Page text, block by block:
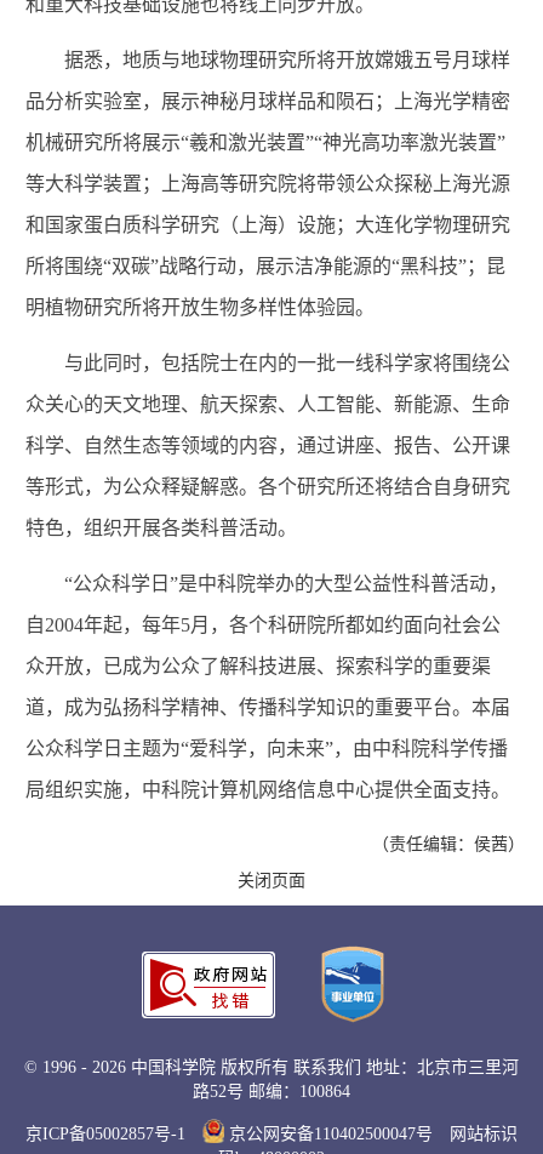
据悉，地质与地球物理研究所将开放嫦娥五号月球样
品分析实验室，展示神秘月球样品和陨石；上海光学精密
机械研究所将展示“羲和激光装置”“神光高功率激光装置”
等大科学装置；上海高等研究院将带领公众探秘上海光源
和国家蛋白质科学研究（上海）设施；大连化学物理研究
所将围绕“双碳”战略行动，展示洁净能源的“黑科技”；昆
明植物研究所将开放生物多样性体验园。
与此同时，包括院士在内的一批一线科学家将围绕公
众关心的天文地理、航天探索、人工智能、新能源、生命
科学、自然生态等领域的内容，通过讲座、报告、公开课
等形式，为公众释疑解惑。各个研究所还将结合自身研究
特色，组织开展各类科普活动。
“公众科学日”是中科院举办的大型公益性科普活动，
自2004年起，每年5月，各个科研院所都如约面向社会公
众开放，已成为公众了解科技进展、探索科学的重要渠
道，成为弘扬科学精神、传播科学知识的重要平台。本届
公众科学日主题为“爱科学，向未来”，由中科院科学传播
局组织实施，中科院计算机网络信息中心提供全面支持。
（责任编辑：侯茜）
关闭页面
© 1996 - 2026 中国科学院 版权所有 联系我们 地址：北京市三里河
路52号 邮编：100864
京ICP备05002857号-1
京公网安备110402500047号 网站标识